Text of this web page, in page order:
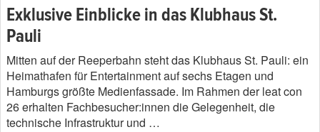
Exklusive Einblicke in das Klubhaus St.
Pauli
Mitten auf der Reeperbahn steht das Klubhaus St. Pauli: ein
Heimathafen für Entertainment auf sechs Etagen und
Hamburgs größte Medienfassade. Im Rahmen der leat con
26 erhalten Fachbesucher:innen die Gelegenheit, die
technische Infrastruktur und …